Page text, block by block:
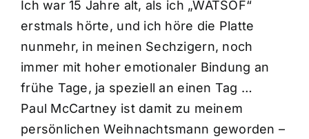
Ich war 15 Jahre alt, als ich „WATSOF“
erstmals hörte, und ich höre die Platte
nunmehr, in meinen Sechzigern, noch
immer mit hoher emotionaler Bindung an
frühe Tage, ja speziell an einen Tag …
Paul McCartney ist damit zu meinem
persönlichen Weihnachtsmann geworden –